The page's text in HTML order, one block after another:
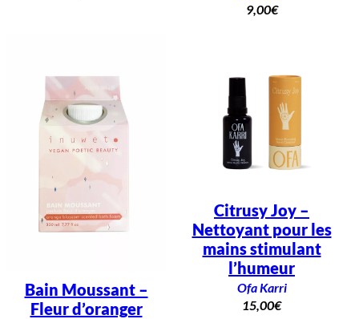
9,00€
Bain Moussant –
Fleur d’oranger
Citrusy Joy –
Nettoyant pour les
mains stimulant
l’humeur
Ofa Karri
15,00€